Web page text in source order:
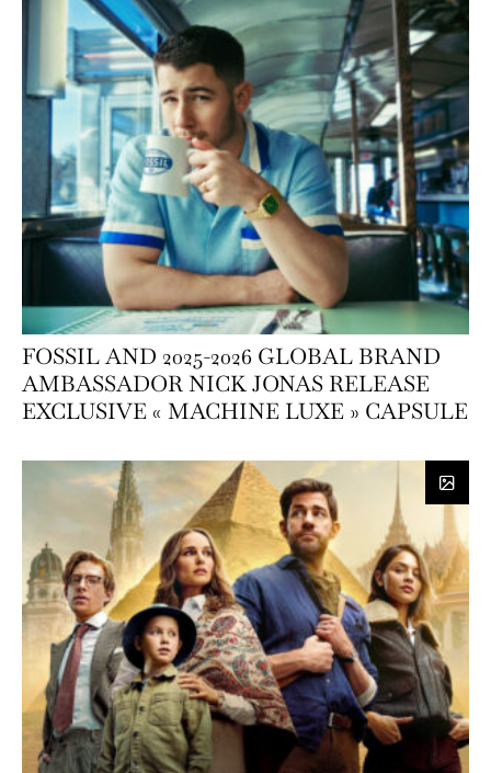
FOSSIL AND 2025-2026 GLOBAL BRAND
AMBASSADOR NICK JONAS RELEASE
EXCLUSIVE « MACHINE LUXE » CAPSULE